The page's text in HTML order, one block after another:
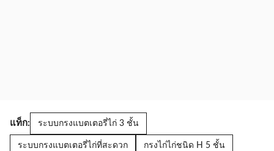
แท็ก: ระบบกรงแบตเตอรี่ไก่ 3 ชั้น
ระบบกรงแบตเตอรี่ไก่ที่สะดวก กรงไก่ไก่ชนิด H 5 ชั้น